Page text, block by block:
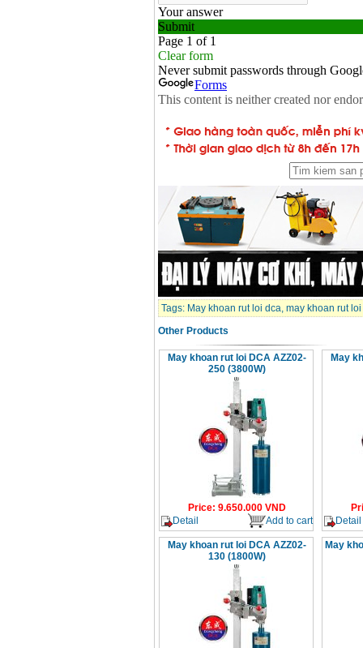
Tags: May khoan rut loi dca, may khoan rut
Other Products
May khoan rut loi DCA AZZ02-
250 (3800W)
Price: 9.650.000 VND
Detail
Add to cart
May
Detail
May khoan rut loi DCA AZZ02-
130 (1800W)
May